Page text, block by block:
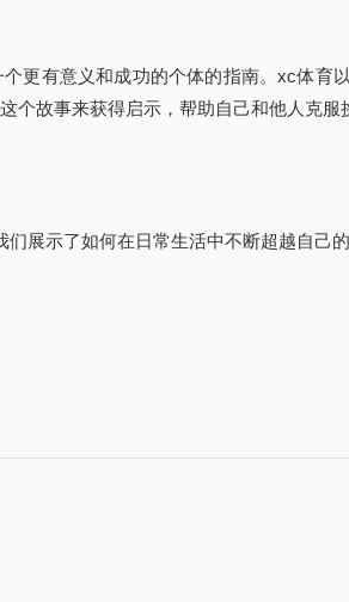
更有意义和成功的个体的指南。xc体育
个故事来获得启示，帮助自己和他人克服
展示了如何在日常生活中不断超越自己